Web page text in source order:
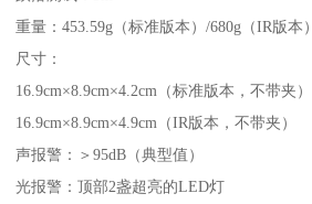
重量：453.59g（标准版本）/680g（IR版本）
尺寸：
16.9cm×8.9cm×4.2cm（标准版本，不带夹）
16.9cm×8.9cm×4.9cm（IR版本，不带夹）
声报警：＞95dB（典型值）
光报警：顶部2盏超亮的LED灯